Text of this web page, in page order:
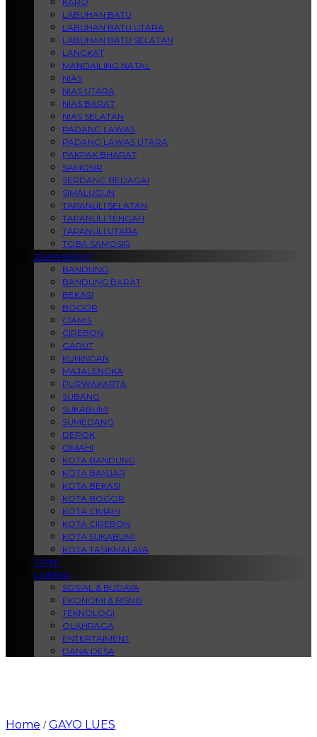
LABUHAN BATU
LABUHAN BATU UTARA
LABUHAN BATU SELATAN
LANGKAT
MANDAILING NATAL
NIAS
NIAS UTARA
NIAS BARAT
NIAS SELATAN
PADANG LAWAS
PADANG LAWAS UTARA
PAKPAK BHARAT
SAMOSIR
SERDANG BEDAGAI
SIMALUGUN
TAPANULI SELATAN
TAPANULI TENGAH
TAPANULI UTARA
TOBA SAMOSIR
JAWA BARAT
BANDUNG
BANDUNG BARAT
BEKASI
BOGOR
CIAMIS
CIREBON
GARUT
KUNINGAN
MAJALENGKA
PURWAKARTA
SUBANG
SUKABUMI
SUMEDANG
DEPOK
CIMAHI
KOTA BANDUNG
KOTA BANJAR
KOTA BEKASI
KOTA BOGOR
KOTA CIMAHI
KOTA CIREBON
KOTA SUKABUMI
KOTA TASIKMALAYA
OPINI
LAINNYA
SOSIAL & BUDAYA
EKONOMI & BISNIS
TEKNOLOGI
OLAHRAGA
ENTERTAIMENT
DANA DESA
Home /GAYO LUES